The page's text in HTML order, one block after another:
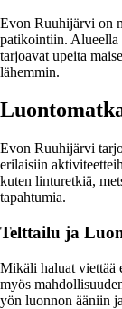
Evon Ruuhijärvi on
patikointiin.
tarjoavat upeita
lähemmin.
Evon Ruuhijärvi
erilaisiin
kuten linturetkiä,
tapahtumia.
Telttailu ja
Mikäli haluat viettää
myös
yön luonnon ääniin